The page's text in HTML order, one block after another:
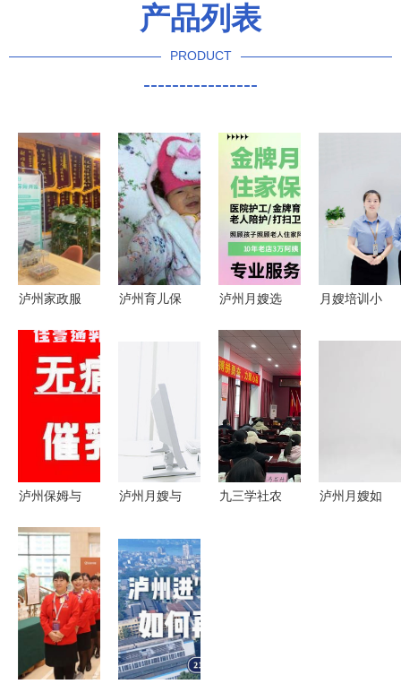
产品列表
PRODUCT
----------------
泸州家政服
如何挑选月
嫂、育儿
姆与护工
泸州育儿保
泸州月嫂选
何找到专业
贴心的保姆
与月嫂服务
月嫂培训小
泸州保姆与
选择最合适
的家政服务
泸州月嫂与
怡亲催乳中
心为您守护
母婴健康
九三学社农
泸州月嫂如